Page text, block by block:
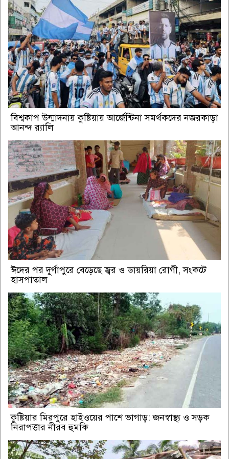
বিশ্বকাপ উন্মাদনায় কুষ্টিয়ায় আর্জেন্টিনা সমর্থকদের নজরকাড়া
আনন্দ র‌্যালি
ঈদের পর দুর্গাপুরে বেড়েছে জ্বর ও ডায়রিয়া রোগী, সংকটে
হাসপাতাল
কুষ্টিয়ার মিরপুরে হাইওয়ের পাশে ভাগাড়: জনস্বাস্থ্য ও সড়ক
নিরাপত্তার নীরব হুমকি